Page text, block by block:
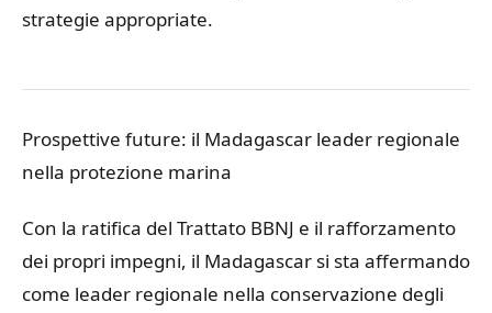
strategie appropriate.
Prospettive future: il Madagascar leader regionale
nella protezione marina
Con la ratifica del Trattato BBNJ e il rafforzamento
dei propri impegni, il Madagascar si sta affermando
come leader regionale nella conservazione degli